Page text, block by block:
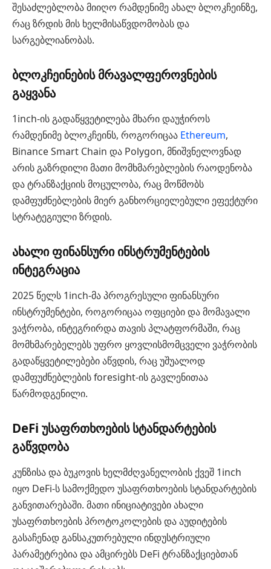
შესაძლებლობა მიიღო რამდენიმე ახალ ბლოკჩეინზე,
რაც ზრდის მის ხელმისაწვდომობას და
სარგებლიანობას.
ბლოკჩეინების მრავალფეროვნების
გაყვანა
1inch-ის გადაწყვეტილება მხარი დაუჭიროს
რამდენიმე ბლოკჩეინს, როგორიცაა Ethereum,
Binance Smart Chain და Polygon, მნიშვნელოვნად
არის გაზრდილი მათი მომხმარებლების რაოდენობა
და ტრანზაქციის მოცულობა, რაც მოწმობს
დამფუძნებლების მიერ განხორციელებული ეფექტური
სტრატეგიული ზრდის.
ახალი ფინანსური ინსტრუმენტების
ინტეგრაცია
2025 წელს 1inch-მა პროგრესული ფინანსური
ინსტრუმენტები, როგორიცაა ოფციები და მომავალი
ვაჭრობა, ინტეგრირდა თავის პლატფორმაში, რაც
მომხმარებელებს უფრო ყოვლისმომცველი ვაჭრობის
გადაწყვეტილებები აწვდის, რაც უშუალოდ
დამფუძნებლების foresight-ის გავლენითაა
წარმოდგენილი.
DeFi უსაფრთხოების სტანდარტების
გაწვდობა
კუნზისა და ბუკოვის ხელმძღვანელობის ქვეშ 1inch
იყო DeFi-ს სამოქმედო უსაფრთხოების სტანდარტების
განვითარებაში. მათი ინიციატივები ახალი
უსაფრთხოების პროტოკოლების და აუდიტების
გასაჩენად განსაკუთრებული ინდუსტრიული
პარამეტრებია და ამცირებს DeFi ტრანზაქციებთან